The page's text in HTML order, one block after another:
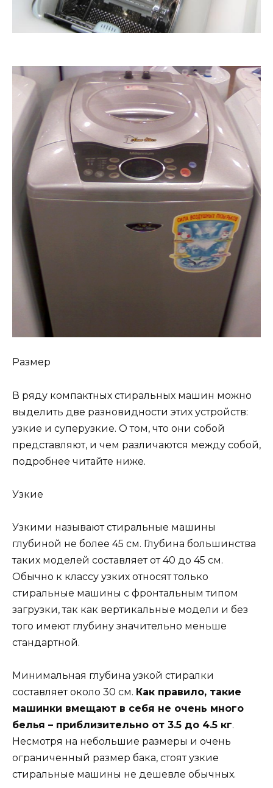
Размер
В ряду компактных стиральных машин можно
выделить две разновидности этих устройств:
узкие и суперузкие. О том, что они собой
представляют, и чем различаются между собой,
подробнее читайте ниже.
Узкие
Узкими называют стиральные машины
глубиной не более 45 см. Глубина большинства
таких моделей составляет от 40 до 45 см.
Обычно к классу узких относят только
стиральные машины с фронтальным типом
загрузки, так как вертикальные модели и без
того имеют глубину значительно меньше
стандартной.
Минимальная глубина узкой стиралки
составляет около 30 см. Как правило, такие
машинки вмещают в себя не очень много
белья – приблизительно от 3.5 до 4.5 кг.
Несмотря на небольшие размеры и очень
ограниченный размер бака, стоят узкие
стиральные машины не дешевле обычных.